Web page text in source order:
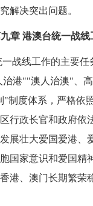
解决突出问题。
章 港澳台统一战线
一战线工作的主要任
港""澳人治澳"、
"制度体系，严格依
行政长官和政府依
展壮大爱国爱港、
国家意识和爱国精
港、澳门长期繁荣